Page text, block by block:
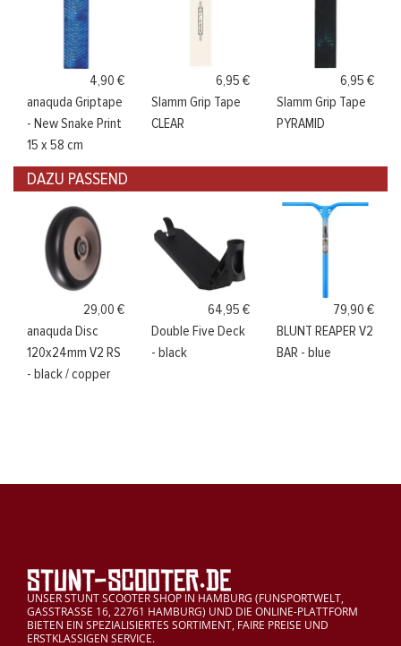
4,90 €
anaquda Griptape
- New Snake Print
15 x 58 cm
6,95 €
Slamm Grip Tape
CLEAR
6,95 €
Slamm Grip Tape
PYRAMID
DAZU PASSEND
29,00 €
anaquda Disc
120x24mm V2 RS
- black / copper
64,95 €
Double Five Deck
- black
79,90 €
BLUNT REAPER V2
BAR - blue
UNSER STUNT SCOOTER SHOP IN HAMBURG (FUNSPORTWELT,
GASSTRASSE 16, 22761 HAMBURG) UND DIE ONLINE-PLATTFORM
BIETEN EIN SPEZIALISIERTES SORTIMENT, FAIRE PREISE UND
ERSTKLASSIGEN SERVICE.